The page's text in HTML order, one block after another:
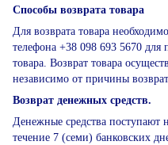
Способы возврата товара
Для возврата товара
телефона +38 098 693 5670 для
товара. Возврат товара
независимо от причины
Возврат денежных средств.
Денежные средства поступают
течение 7 (семи) банковских